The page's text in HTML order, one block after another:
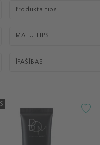
Produkta tips
MATU TIPS
ĪPAŠĪBAS